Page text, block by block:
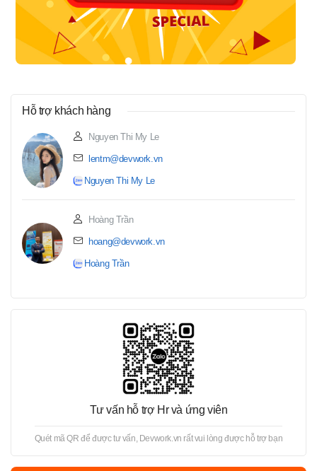
Hỗ trợ khách hàng
Nguyen Thi My Le
lentm@devwork.vn
Nguyen Thi My Le
Hoàng Trần
hoang@devwork.vn
Hoàng Trần
Tư vấn hỗ trợ Hr và ứng viên
Quét mã QR để được tư vấn, Devwork.vn rất vui lòng được hỗ trợ bạn